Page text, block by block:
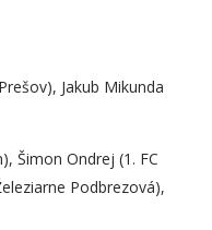
Jakub Mikunda
Šimon Ondrej (1. FC
Podbrezová),